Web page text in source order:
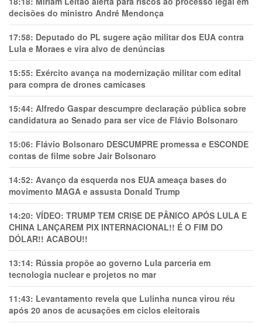
decisões do ministro André Mendonça
17:58: Deputado do PL sugere ação militar dos EUA contra
Lula e Moraes e vira alvo de denúncias
15:55: Exército avança na modernização militar com edital
para compra de drones camicases
15:44: Alfredo Gaspar descumpre declaração pública sobre
candidatura ao Senado para ser vice de Flávio Bolsonaro
15:06: Flávio Bolsonaro DESCUMPRE promessa e ESCONDE
contas de filme sobre Jair Bolsonaro
14:52: Avanço da esquerda nos EUA ameaça bases do
movimento MAGA e assusta Donald Trump
14:20: VÍDEO: TRUMP TEM CRlSE DE PÂNlCO APÓS LULA E
CHINA LANÇAREM PIX INTERNACIONAL!! É O FIM DO
DÓLAR!! ACABOU!!
13:14: Rússia propõe ao governo Lula parceria em
tecnologia nuclear e projetos no mar
11:43: Levantamento revela que Lulinha nunca virou réu
após 20 anos de acusações em ciclos eleitorais